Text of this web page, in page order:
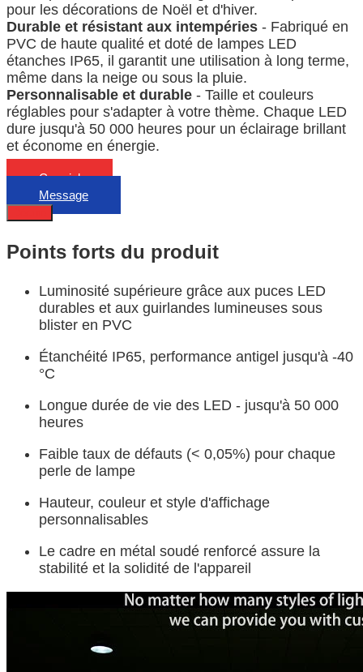
pour les décorations de Noël et d'hiver.
Durable et résistant aux intempéries - Fabriqué en
PVC de haute qualité et doté de lampes LED
étanches IP65, il garantit une utilisation à long terme,
même dans la neige ou sous la pluie.
Personnalisable et durable - Taille et couleurs
réglables pour s'adapter à votre thème. Chaque LED
dure jusqu'à 50 000 heures pour un éclairage brillant
et économe en énergie.
Courriel
Message
Points forts du produit
Luminosité supérieure grâce aux puces LED
durables et aux guirlandes lumineuses sous
blister en PVC
Étanchéité IP65, performance antigel jusqu'à -40
°C
Longue durée de vie des LED - jusqu'à 50 000
heures
Faible taux de défauts (< 0,05%) pour chaque
perle de lampe
Hauteur, couleur et style d'affichage
personnalisables
Le cadre en métal soudé renforcé assure la
stabilité et la solidité de l'appareil